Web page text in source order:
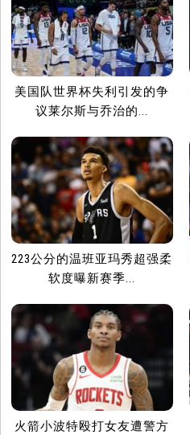
美国队世界杯失利引发的争
议莱尔斯与乔治的...
223公分的温班亚玛秀超强柔
软度曝新赛季...
火箭小波特殴打女友遭警方